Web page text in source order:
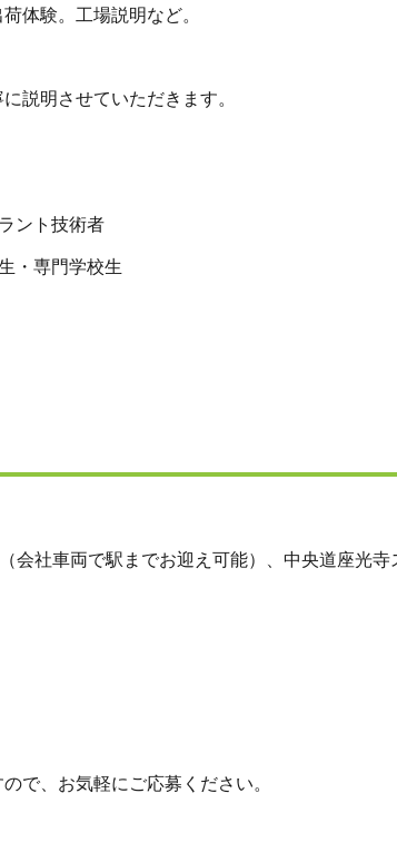
体験。工場説明など。
説明させていただきます。
ント技術者
・専門学校生
会社車両で駅までお迎え可能）、中央道座光
で、お気軽にご応募ください。